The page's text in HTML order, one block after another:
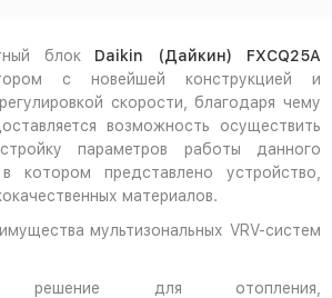
блок Daikin (Дайкин) FXCQ25A
с новейшей конструкцией и
скорости, благодаря чему
возможность осуществить
параметров работы данного
котором представлено устройство,
материалов.
мультизональных VRV-систем
решение для отопления,